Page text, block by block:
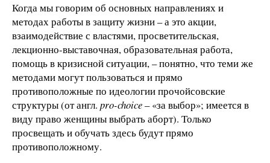
Когда мы говорим об основных направлениях и
методах работы в защиту жизни – а это акции,
взаимодействие с властями, просветительская,
лекционно-выставочная, образовательная работа,
помощь в кризисной ситуации, – понятно, что теми же
методами могут пользоваться и прямо
противоположные по идеологии прочойсовские
структуры (от англ. pro-choice– «за выбор»; имеется в
виду право женщины выбрать аборт). Только
просвещать и обучать здесь будут прямо
противоположному.